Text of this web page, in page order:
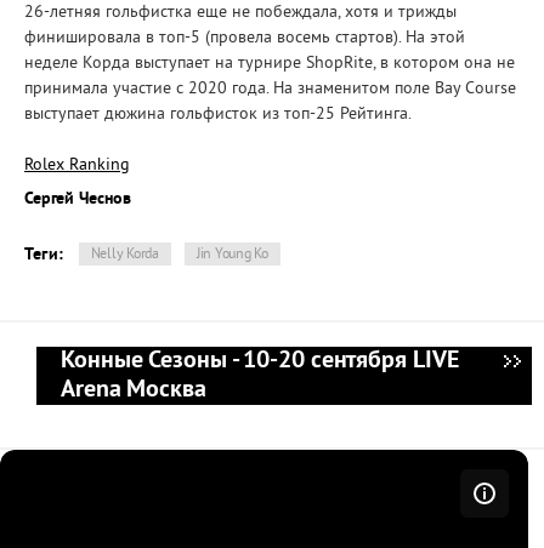
26-летняя гольфистка еще не побеждала, хотя и трижды
финишировала в топ-5 (провела восемь стартов). На этой
неделе Корда выступает на турнире ShopRite, в котором она не
принимала участие с 2020 года. На знаменитом поле Bay Course
выступает дюжина гольфисток из топ-25 Рейтинга.
Rolex Ranking
Сергей Чеснов
Теги: Nelly Korda Jin Young Ko
Конные Сезоны - 10-20 сентября LIVE
Arena Москва